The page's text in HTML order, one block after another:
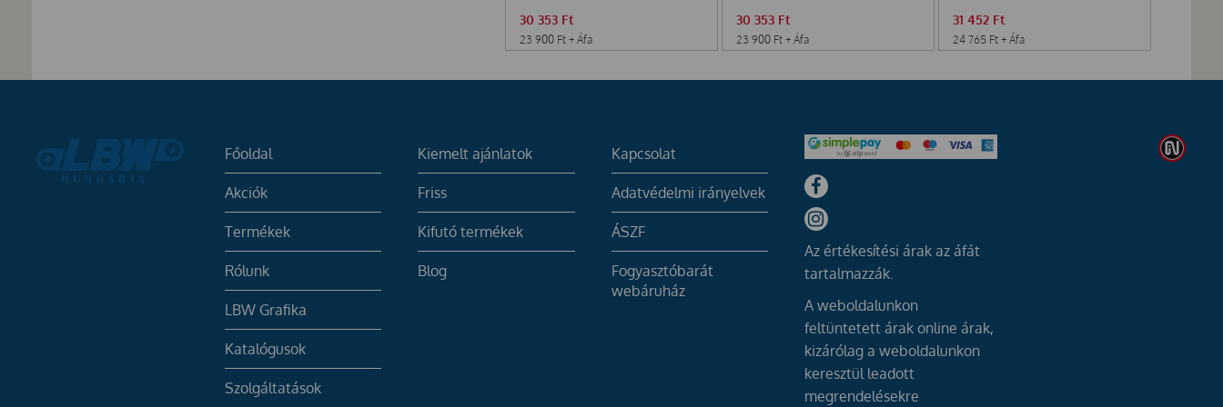
30 353 Ft
23 900 Ft + Áfa
30 353 Ft
23 900 Ft + Áfa
31 452 Ft
24 765 Ft + Áfa
Főoldal
Akciók
Termékek
Rólunk
LBW Grafika
Katalógusok
Szolgáltatások
Kiemelt ajánlatok
Friss
Kifutó termékek
Blog
Kapcsolat
Adatvédelmi irányelvek
ÁSZF
Fogyasztóbarát
webáruház
Az értékesítési árak az áfát
tartalmazzák.
A weboldalunkon
feltüntetett árak online árak,
kizárólag a weboldalunkon
keresztül leadott
megrendelésekre